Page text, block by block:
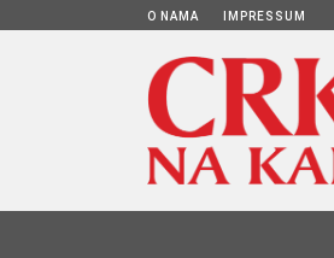
O NAMA IMPRESSUM